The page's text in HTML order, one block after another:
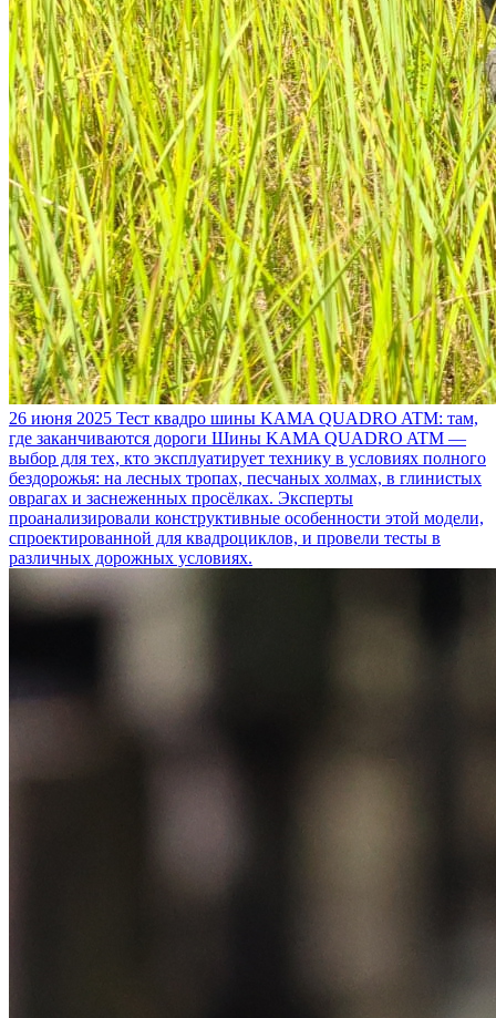
26 июня 2025 Тест квадро шины KAMA QUADRO ATM: там,
где заканчиваются дороги Шины KAMA QUADRO ATM —
выбор для тех, кто эксплуатирует технику в условиях полного
бездорожья: на лесных тропах, песчаных холмах, в глинистых
оврагах и заснеженных просёлках. Эксперты
проанализировали конструктивные особенности этой модели,
спроектированной для квадроциклов, и провели тесты в
различных дорожных условиях.